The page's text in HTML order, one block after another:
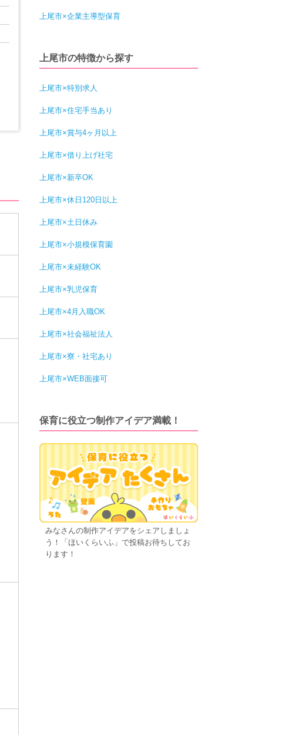
上尾市×企業主導型保育
上尾市の特徴から探す
上尾市×特別求人
上尾市×住宅手当あり
上尾市×賞与4ヶ月以上
上尾市×借り上げ社宅
上尾市×新卒OK
上尾市×休日120日以上
上尾市×土日休み
上尾市×小規模保育園
上尾市×未経験OK
上尾市×乳児保育
上尾市×4月入職OK
上尾市×社会福祉法人
上尾市×寮・社宅あり
上尾市×WEB面接可
保育に役立つ制作アイデア満載！
みなさんの制作アイデアをシェアしましょ
う！「ほいくらいふ」で投稿お待ちしてお
ります！